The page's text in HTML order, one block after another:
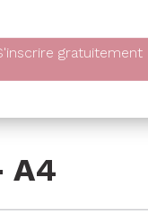
gratuitement
A4